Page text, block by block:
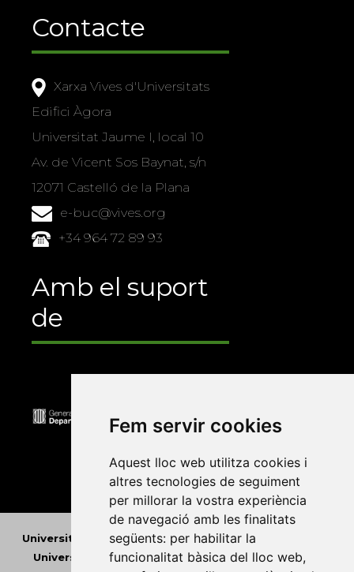
Fem servir cookies
Aquest lloc web utilitza cookies i
altres tecnologies de seguiment
per millorar la vostra experiència
de navegació amb les finalitats
següents: per habilitar la
funcionalitat bàsica del lloc web,
Contacte
Xarxa Vives d'Universitats
Edifici Àgora
Universitat Jaume I, local 10
Av. de Vicent Sos Baynat, s/n
12071 Castelló de la Plana
e-buc@vives.org
+34 964 72 89 93
Amb el suport
de
Universitat Abat Oliba CEU•Universitat d'Alacant
Universitat d'Andorra•Universitat Autònoma de